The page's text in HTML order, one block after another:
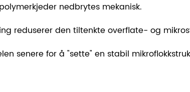
nedbrytes mekanisk.
reduserer den tiltenkte overflate- og
senere for å "sette" en stabil